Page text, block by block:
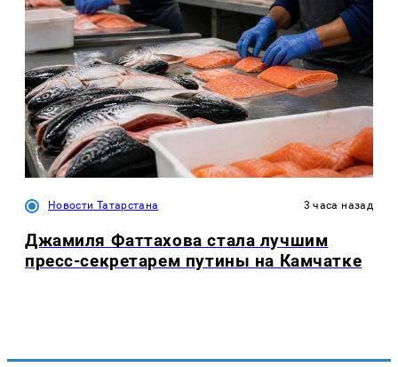
Новости Татарстана 3 часа назад
Джамиля Фаттахова стала лучшим
пресс-секретарем путины на Камчатке